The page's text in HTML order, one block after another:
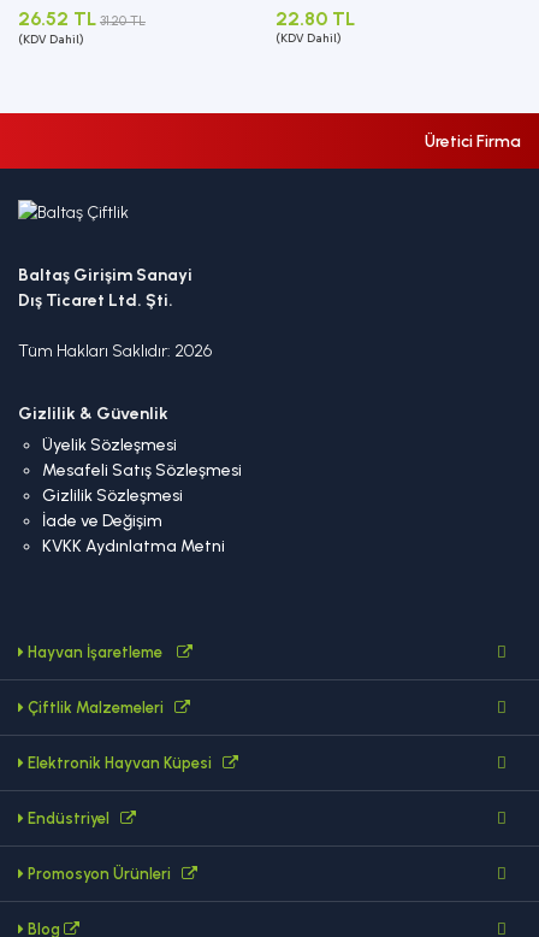
26.52 TL 31.20 TL
(KDV Dahil)
22.80 TL
(KDV Dahil)
Üretici Firma
Baltaş Girişim Sanayi
Dış Ticaret Ltd. Şti.
Tüm Hakları Saklıdır: 2026
Gizlilik & Güvenlik
Üyelik Sözleşmesi
Mesafeli Satış Sözleşmesi
Gizlilik Sözleşmesi
İade ve Değişim
KVKK Aydınlatma Metni
Hayvan İşaretleme
Çiftlik Malzemeleri
Elektronik Hayvan Küpesi
Endüstriyel
Promosyon Ürünleri
Blog